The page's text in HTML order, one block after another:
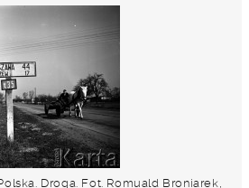
Droga. Fot. Romuald Broniarek,